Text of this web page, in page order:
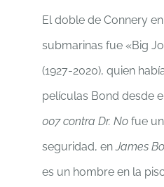
El doble de Connery
submarinas fue «Big
(1927-2020), quien
películas Bond desde
007 contra Dr. No fue
seguridad, enJames
es un hombre en la